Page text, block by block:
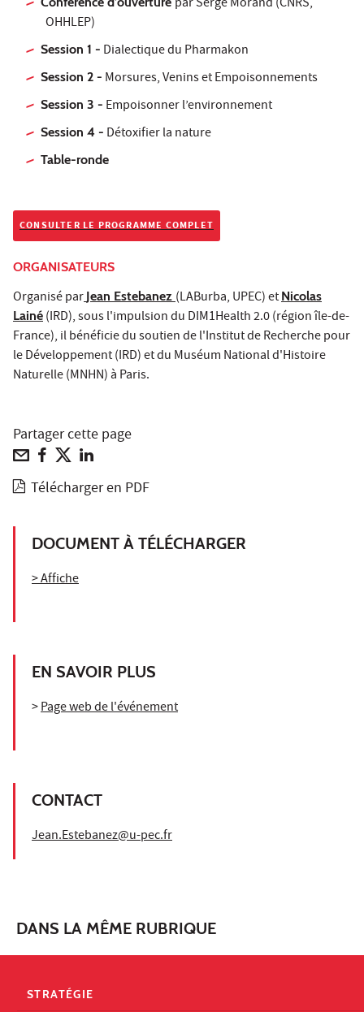
par Serge Morand (CNRS,
OHHLEP)
Session 1 - Dialectique du Pharmakon
Session 2 - Morsures, Venins et Empoisonnements
Session 3 - Empoisonner l’environnement
Session 4 - Détoxifier la nature
Table-ronde
CONSULTER LE PROGRAMME COMPLET
ORGANISATEURS
Organisé par Jean Estebanez (LABurba, UPEC) et Nicolas
Lainé (IRD), sous l'impulsion du DIM1Health 2.0 (région île-de-
France), il bénéficie du soutien de l'Institut de Recherche pour
le Développement (IRD) et du Muséum National d'Histoire
Naturelle (MNHN) à Paris.
Partager cette page
Télécharger en PDF
DOCUMENT À TÉLÉCHARGER
> Affiche
EN SAVOIR PLUS
>Page web de l'événement
CONTACT
Jean.Estebanez@u-pec.fr
DANS LA MÊME RUBRIQUE
STRATÉGIE